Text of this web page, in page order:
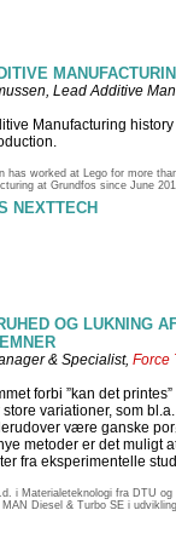
Lead Additive
Manufacturing
has worked at Lego for more
at Grundfos since June
NEXTTECH
OG LUKNING
& Specialist, Force
forbi ”kan det
variationer, som
være ganske
metoder er det muligt
fra eksperimentelle
i Materialeteknologi fra DTU og
Diesel & Turbo SE i